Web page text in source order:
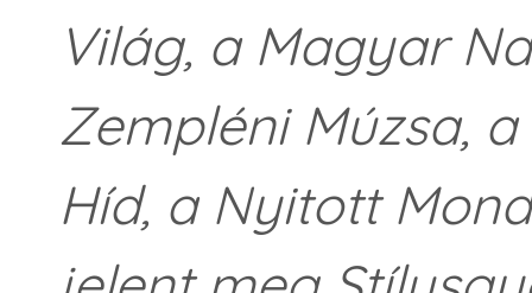
Világ, a Magyar
Zempléni Múzsa,
Híd, a Nyitott